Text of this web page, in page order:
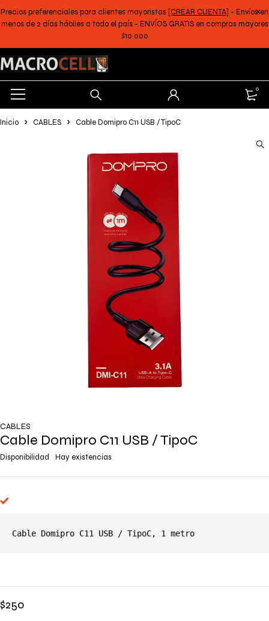
Precios preferenciales para clientes mayoristas [CREAR CUENTA] - Envíos en
menos de 2 días hábiles a todo el país - ENVÍOS GRATIS en compras mayores
$10.000
0
Inicio CABLES Cable Domipro C11 USB / TipoC
CABLES
Cable Domipro C11 USB / TipoC
Disponibilidad Hay existencias
Cable Domipro C11 USB / TipoC, 1 metro
$250